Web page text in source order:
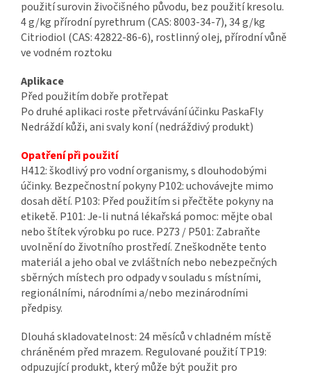
použití surovin živočišného původu, bez použití kresolu.
4 g/kg přírodní pyrethrum (CAS: 8003-34-7), 34 g/kg
Citriodiol (CAS: 42822-86-6), rostlinný olej, přírodní vůně
ve vodném roztoku
Aplikace
Před použitím dobře protřepat
Po druhé aplikaci roste přetrvávání účinku PaskaFly
Nedráždí kůži, ani svaly koní (nedráždivý produkt)
Opatření při použití
H412: škodlivý pro vodní organismy, s dlouhodobými
účinky. Bezpečnostní pokyny P102: uchovávejte mimo
dosah dětí. P103: Před použitím si přečtěte pokyny na
etiketě. P101: Je-li nutná lékařská pomoc: mějte obal
nebo štítek výrobku po ruce. P273 / P501: Zabraňte
uvolnění do životního prostředí. Zneškodněte tento
materiál a jeho obal ve zvláštních nebo nebezpečných
sběrných místech pro odpady v souladu s místními,
regionálními, národními a/nebo mezinárodními
předpisy.
Dlouhá skladovatelnost: 24 měsíců v chladném místě
chráněném před mrazem. Regulované použití TP19:
odpuzující produkt, který může být použit pro